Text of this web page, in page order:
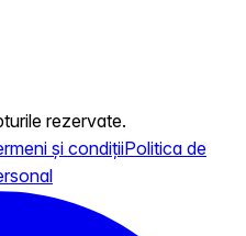
rezervate.
și condițiiPolitica de